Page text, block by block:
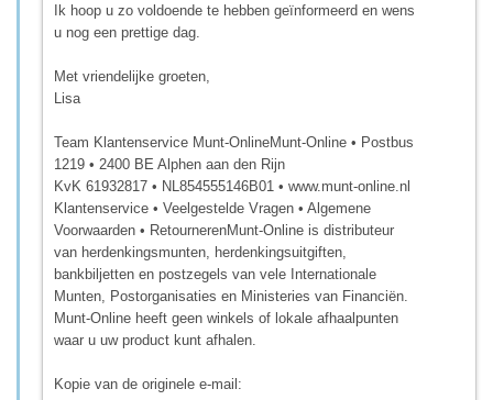
Ik hoop u zo voldoende te hebben geïnformeerd en wens
u nog een prettige dag.
Met vriendelijke groeten,
Lisa
Team Klantenservice Munt-OnlineMunt-Online • Postbus
1219 • 2400 BE Alphen aan den Rijn
KvK 61932817 • NL854555146B01 • www.munt-online.nl
Klantenservice • Veelgestelde Vragen • Algemene
Voorwaarden • RetournerenMunt-Online is distributeur
van herdenkingsmunten, herdenkingsuitgiften,
bankbiljetten en postzegels van vele Internationale
Munten, Postorganisaties en Ministeries van Financiën.
Munt-Online heeft geen winkels of lokale afhaalpunten
waar u uw product kunt afhalen.
Kopie van de originele e-mail: